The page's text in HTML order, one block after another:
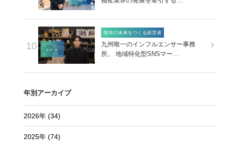
10
熊本の未来をつくる経営者
九州唯一のインフルエンサー事務
所。 地域特化型SNSマー…
年別アーカイブ
2026年 (34)
2025年 (74)